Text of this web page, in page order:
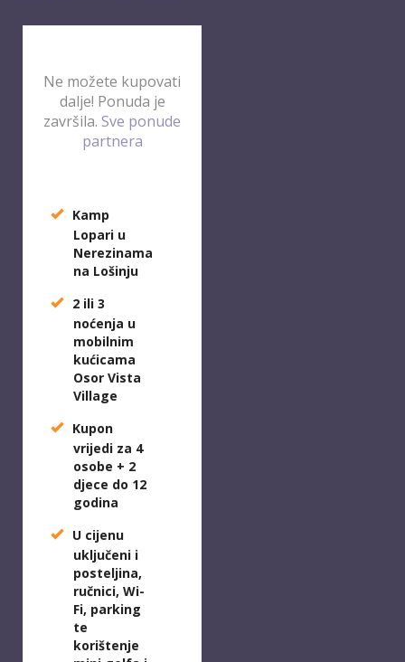
Ne možete kupovati
dalje! Ponuda je
završila. Sve ponude
partnera
Kamp
Lopari u
Nerezinama
na Lošinju
2 ili 3
noćenja u
mobilnim
kućicama
Osor Vista
Village
Kupon
vrijedi za 4
osobe + 2
djece do 12
godina
U cijenu
uključeni i
posteljina,
ručnici, Wi-
Fi, parking
te
korištenje